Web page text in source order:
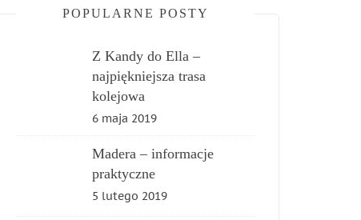
POPULARNE POSTY
Z Kandy do Ella –
najpiękniejsza trasa
kolejowa
6 maja 2019
Madera – informacje
praktyczne
5 lutego 2019